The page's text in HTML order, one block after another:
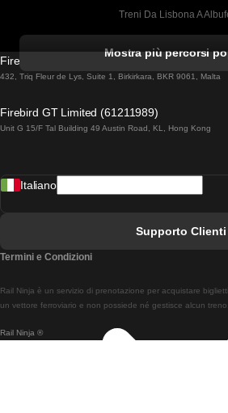
Treni Da Lisbona A
Treni Da Lisbona A
Treni Da Lisbona A
Treni Da Lisbon A Braga
Treni Da Braga A
Mostra più percorsi
Firebird GT Limited (OC 1451)
432, Triq Fleur de Lys, Suite 1, Birkirkara, BKR 9061, Malta
Firebird GT Limited (61211989)
Unit G 15/F Tal Building 49 Austin Road, KL, Hong Kong
Rail Ninja ®
Rail Ninja è un servizio di prenotazione per acquistare
un vettore ferroviario e non possiede né gestisce alcun treno.
Italiano
Supporto Clienti
Termini e Condizioni